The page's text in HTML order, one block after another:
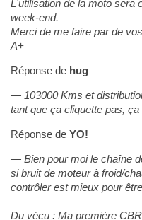
L'utilisation de la moto sera
week-end.
Merci de me faire par de
A+
Réponse de hug
103000 Kms et
tant que ça cliquette pas, ça
Réponse de YO!
Bien pour moi le chaîne
si bruit de moteur à froid/
contrôler est mieux pour
Du vécu : Ma première